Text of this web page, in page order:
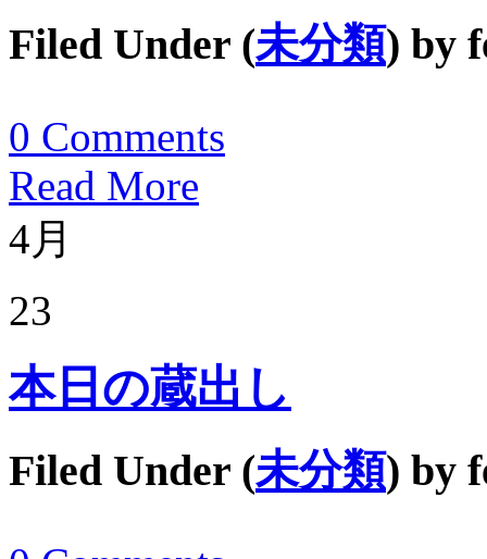
Filed Under (未分類) by
0 Comments
Read More
4月
23
本日の蔵出し
Filed Under (未分類) by